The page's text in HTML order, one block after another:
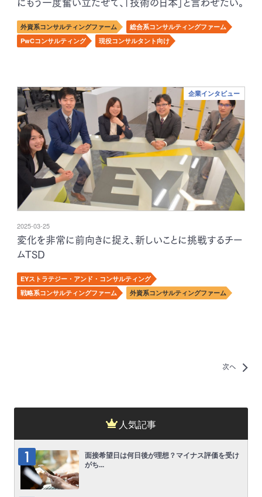
にもう一度奮い立たせて、「技術の日本」と言わせたい。
外資系コンサルティングファーム
総合系コンサルティングファーム
PwCコンサルティング
現役コンサルタント向け
企業インタビュー
2025-03-25
変化を非常に前向きに捉え、新しいことに挑戦するチー
ムTSD
EYストラテジー・アンド・コンサルティング
戦略系コンサルティングファーム
外資系コンサルティングファーム
次へ
人気記事
面接希望日は何日後が理想？マイナス評価を受け
がち...